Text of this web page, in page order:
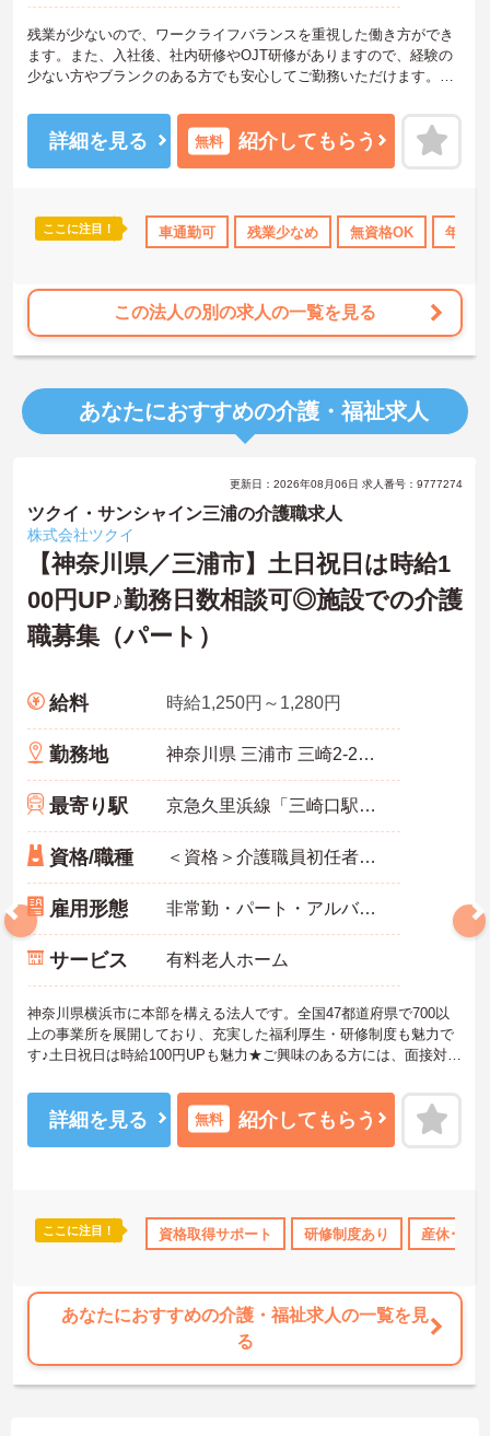
研修制度あり 産休･育休･介護休暇取得実績あり 社会保険完備
残業が少ないので、ワークライフバランスを重視した働き方ができ
ます。また、入社後、社内研修やOJT研修がありますので、経験の
少ない方やブランクのある方でも安心してご勤務いただけます。ご
のでお気軽にご相談ください。
詳細を見る 無料 紹介してもらう
ここに注目！ 車通勤可 残業少なめ 無資格OK 年間
この法人の別の求人の一覧を見る
あなたにおすすめの介護・福祉求人
研修制度あり 産休･育休･介護休暇取得実績あり 社会保険完備
更新日：2026年08月06日 求人番号：9777274
ツクイ・サンシャイン三浦の介護職求人
株式会社ツクイ
【神奈川県／三浦市】土日祝日は時給1
00円UP♪勤務日数相談可◎施設での介護
職募集（パート）
給料 時給1,250円～1,280円
勤務地 神奈川県 三浦市 三崎2-21-14
最寄り駅 京急久里浜線「三崎口駅」バス・車15分
資格/職種 ＜資格＞介護職員初任者研修(旧ヘルパー2級)以上 必須 ＜経験＞不問
雇用形態 非常勤・パート・アルバイト
サービス 有料老人ホーム
神奈川県横浜市に本部を構える法人です。全国47都道府県で700以
上の事業所を展開しており、充実した福利厚生・研修制度も魅力で
す♪土日祝日は時給100円UPも魅力★ご興味のある方には、面接対策
ください！
詳細を見る 無料 紹介してもらう
ここに注目！ 資格取得サポート 研修制度あり 産休･育
あなたにおすすめの介護・福祉求人の一覧を見
る